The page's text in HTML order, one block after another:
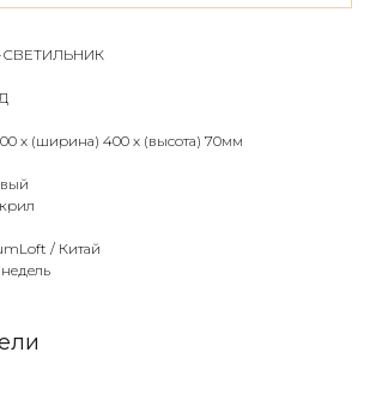
х (ширина) 400 х (высота) 70мм
/ Китай